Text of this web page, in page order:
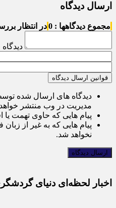
ارسال دیدگاه
مجموع دیدگاهها : 0 در انتظار
دیدگاه
قوانین ارسال دیدگاه
دیدگاه های ارسال شده
مدیریت در وب منتشر
پیام هایی که حاوی تهمت یا
پیام هایی که به غیر از
نخواهد شد.
اخبار لحظه‌ای دنیای